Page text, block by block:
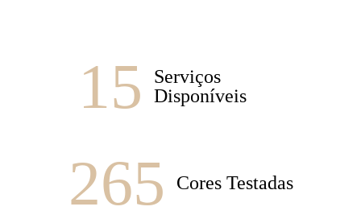
15
Serviços
Disponíveis
265 Cores Testadas